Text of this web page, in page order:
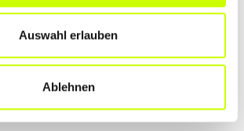
Auswahl erlauben
Ablehnen
8| 78532 Tuttlingen DE